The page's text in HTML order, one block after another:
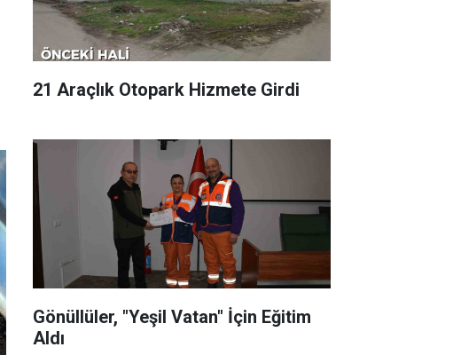
21 Araçlık Otopark Hizmete Girdi
Gönüllüler, "Yeşil Vatan" İçin Eğitim
Aldı